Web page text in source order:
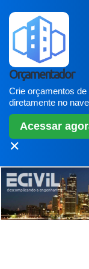
Orçamentador
Crie orçamentos
diretamente no
Acessar
✕